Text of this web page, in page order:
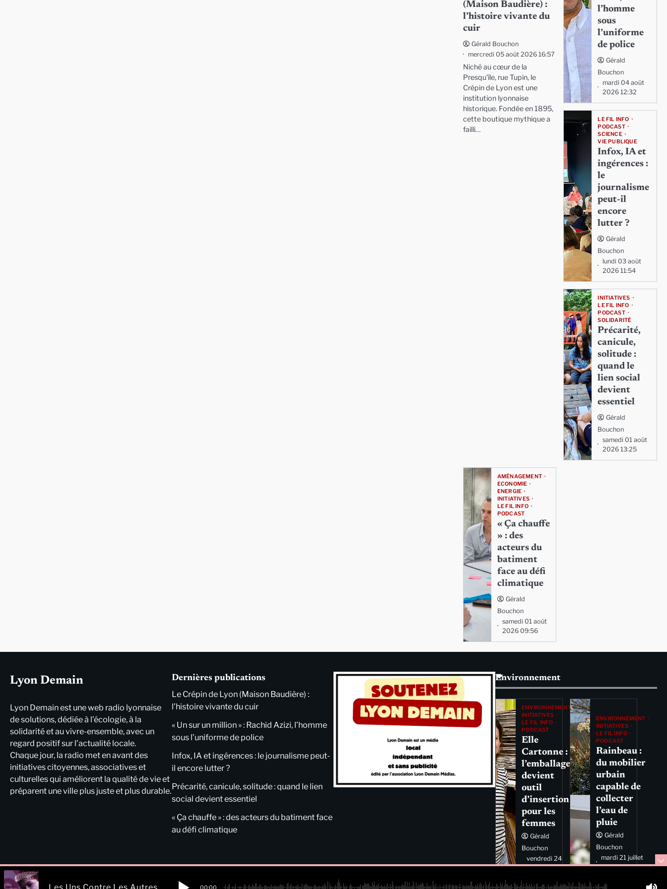
(Maison Baudière) :
l’histoire vivante du
cuir
Gérald Bouchon
mercredi 05 août 2026 16:57
Niché au cœur de la
Presqu'île, rue Tupin, le
Crépin de Lyon est une
institution lyonnaise
historique. Fondée en 1895,
cette boutique mythique a
failli…
l’homme
sous
l’uniforme
de police
Gérald
Bouchon
mardi 04 août
2026 12:32
LE FIL INFO
PODCAST
SCIENCE
VIE PUBLIQUE
Infox, IA et
ingérences :
le
journalisme
peut-il
encore
lutter ?
Gérald
Bouchon
lundi 03 août
2026 11:54
INITIATIVES
LE FIL INFO
PODCAST
SOLIDARITÉ
Précarité,
canicule,
solitude :
quand le
lien social
devient
essentiel
Gérald
Bouchon
samedi 01 août
2026 13:25
AMÉNAGEMENT
ECONOMIE
ENERGIE
INITIATIVES
LE FIL INFO
PODCAST
« Ça chauffe
» : des
acteurs du
batiment
face au défi
climatique
Gérald
Bouchon
samedi 01 août
2026 09:56
Lyon Demain
Lyon Demain est une web radio lyonnaise
de solutions, dédiée à l’écologie, à la
solidarité et au vivre-ensemble, avec un
regard positif sur l’actualité locale.
Chaque jour, la radio met en avant des
initiatives citoyennes, associatives et
culturelles qui améliorent la qualité de vie et
préparent une ville plus juste et plus durable.
Dernières publications
Le Crépin de Lyon (Maison Baudière) :
l’histoire vivante du cuir
« Un sur un million » : Rachid Azizi, l’homme
sous l’uniforme de police
Infox, IA et ingérences : le journalisme peut-
il encore lutter ?
Précarité, canicule, solitude : quand le lien
social devient essentiel
« Ça chauffe » : des acteurs du batiment face
au défi climatique
Environnement
ENVIRONNEMENT
INITIATIVES
LE FIL INFO
PODCAST
Elle
Cartonne :
l’emballage
devient
outil
d’insertion
pour les
femmes
Gérald
Bouchon
vendredi 24
juillet 2026
ENVIRONNEMENT
INITIATIVES
LE FIL INFO
PODCAST
Rainbeau :
du mobilier
urbain
capable de
collecter
l’eau de
pluie
Gérald
Bouchon
mardi 21 juillet
2026 11:44
00:00